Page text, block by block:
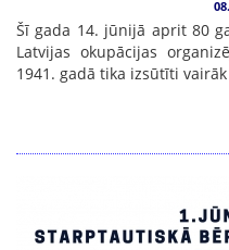
Šī gada 14. jūnijā aprit 80
Latvijas okupācijas
1941. gadā tika izsūtīti